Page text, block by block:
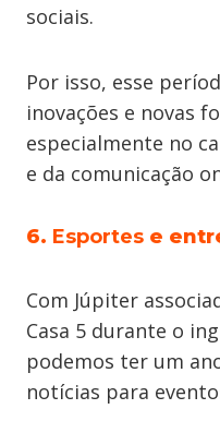
sociais.
Por isso, esse
inovações e novas
especialmente no
e da comunicação
6. Esportes e
Com Júpiter
Casa 5 durante o
podemos ter um
notícias para